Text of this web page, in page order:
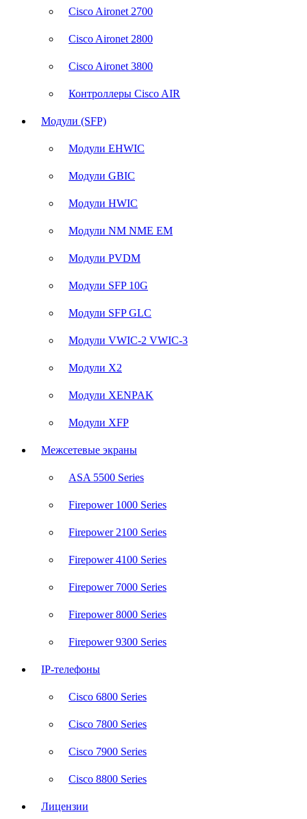
Cisco Aironet 2700
Cisco Aironet 2800
Cisco Aironet 3800
Контроллеры Cisco AIR
Модули (SFP)
Модули EHWIC
Модули GBIC
Модули HWIC
Модули NM NME EM
Модули PVDM
Модули SFP 10G
Модули SFP GLC
Модули VWIC-2 VWIC-3
Модули X2
Модули XENPAK
Модули XFP
Межсетевые экраны
ASA 5500 Series
Firepower 1000 Series
Firepower 2100 Series
Firepower 4100 Series
Firepower 7000 Series
Firepower 8000 Series
Firepower 9300 Series
IP-телефоны
Cisco 6800 Series
Cisco 7800 Series
Cisco 7900 Series
Cisco 8800 Series
Лицензии